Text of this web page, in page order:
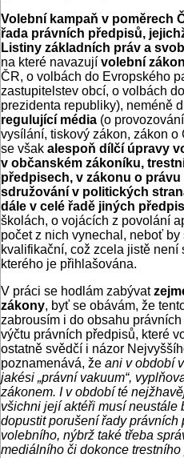
Volební kampaň v poměrech
řada právních předpisů,
Listiny základních práv a
na které navazují volební
ČR, o volbách do Evropského
zastupitelstev obcí, o volbách
prezidenta republiky), neméně
regulující média (o
vysílání, tiskový zákon, zákon o
se však alespoň dílčí úpravy
v občanském zákoníku,
předpisech, v zákonu o
sdružování v politických
dále v celé řadě jiných
školách, o vojácích z povolání
počet z nich vynechal, neboť
kvalifikační, což zcela jistě
kterého je přihlašována.
V práci se hodlám zabývat
zákony, byť se obávám, že
zabrousím i do obsahu
výčtu právních předpisů, které
ostatně svědčí i názor
poznamenává, že ani v období
jakési „právní vakuum“,
zákonem. I v období té
všichni její aktéři musí neustále
dopustit porušení řady
volebního, nýbrž také třeba
mediálního či dokonce trestního